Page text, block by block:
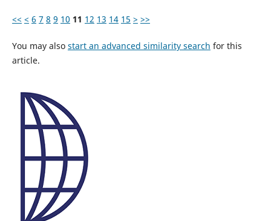
<< < 6 7 8 9 10 11 12 13 14 15 > >>
You may also start an advanced similarity search for this
article.